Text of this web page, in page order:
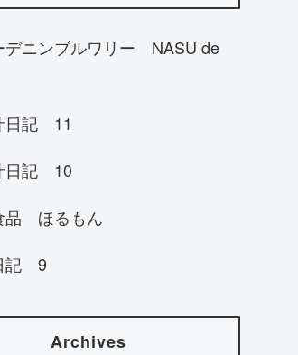
デニンブルワリー NASU de
日記 11
日記 10
品 ほるもん
記 9
Archives